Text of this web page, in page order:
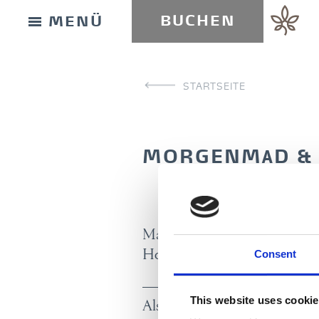
Consent
This website uses
MENÜ BUCHEN
STARTSEITE
MORGENMAD &
Mandag - fredag formiddag
Hotel & Spa.
Alsik Frühstück & Spa
GESCHENKKARTE
ANFAHRT UND KONTAKT